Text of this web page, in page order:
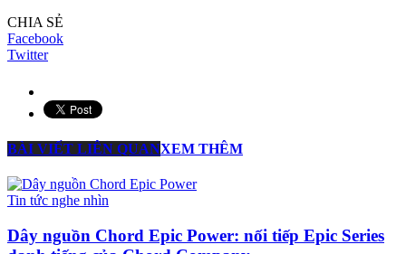
CHIA SẺ
Facebook
Twitter
BÀI VIẾT LIÊN QUANXEM THÊM
Tin tức nghe nhìn
Dây nguồn Chord Epic Power: nối tiếp Epic Series